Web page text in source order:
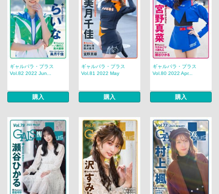
ギャルパラ・プラス
Vol.82 2022 Jun...
購入
ギャルパラ・プラス
Vol.81 2022 May
購入
ギャルパラ・プラス
Vol.80 2022 Apr...
購入